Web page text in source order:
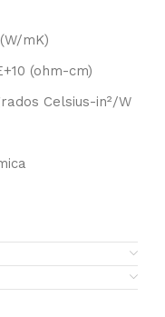
mK)
(ohm-cm)
Celsius-in²/W